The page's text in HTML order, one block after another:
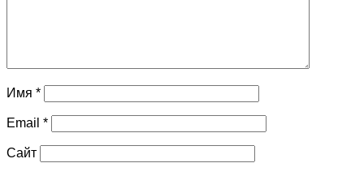
Имя *
Email *
Сайт